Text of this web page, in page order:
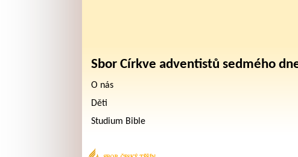
Sbor Církve adventistů sedmého
O nás
Děti
Studium Bible